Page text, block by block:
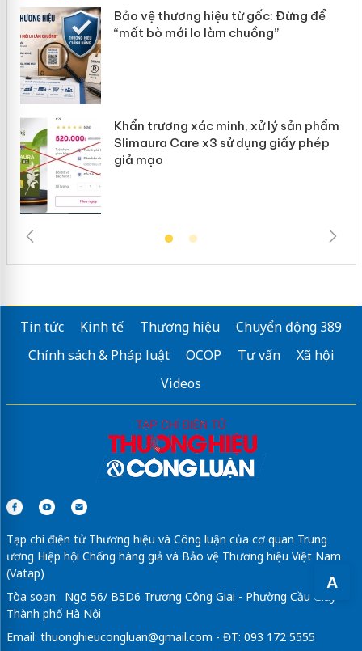
A
Bảo vệ thương hiệu từ gốc: Đừng để
“mất bò mới lo làm chuồng”
Khẩn trương xác minh, xử lý sản phẩm
Slimaura Care x3 sử dụng giấy phép
giả mạo
Tin tức Kinh tế Thương hiệu
Chuyển động 389
Chính sách & Pháp luật
OCOP Tư vấn
Xã hội
Videos
Tạp chí điện tử Thương hiệu và Công luận của cơ quan Trung
ương Hiệp hội Chống hàng giả và Bảo vệ Thương hiệu Việt Nam
(Vatap)
Tòa soạn: Ngõ 56/ B5D6 Trương Công Giai - Phường Cầu Giấy -
Thành phố Hà Nội
Email: thuonghieucongluan@gmail.com - ĐT: 093 172 5555